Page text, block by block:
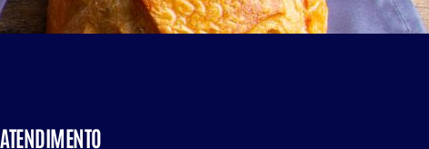
ATENDIMENTO